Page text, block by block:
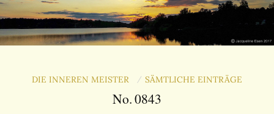
DIE INNEREN MEISTER / SÄMTLICHE EINTRÄGE
No. 0843